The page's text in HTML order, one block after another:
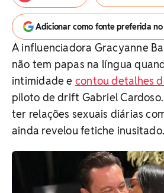
Adicionar como fonte preferida
A influenciadora Gracyanne
não tem papas na língua
intimidade e contou detalhes
piloto de drift Gabriel
ter relações sexuais diárias
ainda revelou fetiche inusitado.